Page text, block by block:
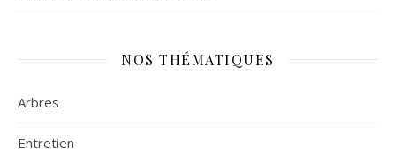
NOS THÉMATIQUES
Arbres
Entretien